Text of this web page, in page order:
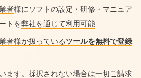
者様にソフトの設定・研修・マニュア
トを弊社を通じて利用可能
者様が扱っているツールを無料で登録
ます。採択されない場合は一切ご請求